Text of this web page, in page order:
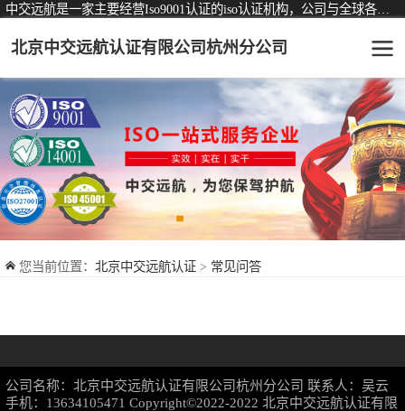
北京中交远航认证有限公司杭州分公司
您当前位置： 北京中交远航认证 > 常见问答
公司名称：北京中交远航认证有限公司杭州分公司 联系人：吴云
手机：13634105471 Copyright©2022-2022 北京中交远航认证有限
认证服务 可从事认证业务一览表
ISO9001质量管理体系认证
ISO14001环境管理体系认证
ISO45001职业健康安全管理体系认证
交通运输服务认证
商品与售后服务认证